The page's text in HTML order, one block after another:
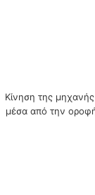
Κίνηση της
μέσα από την